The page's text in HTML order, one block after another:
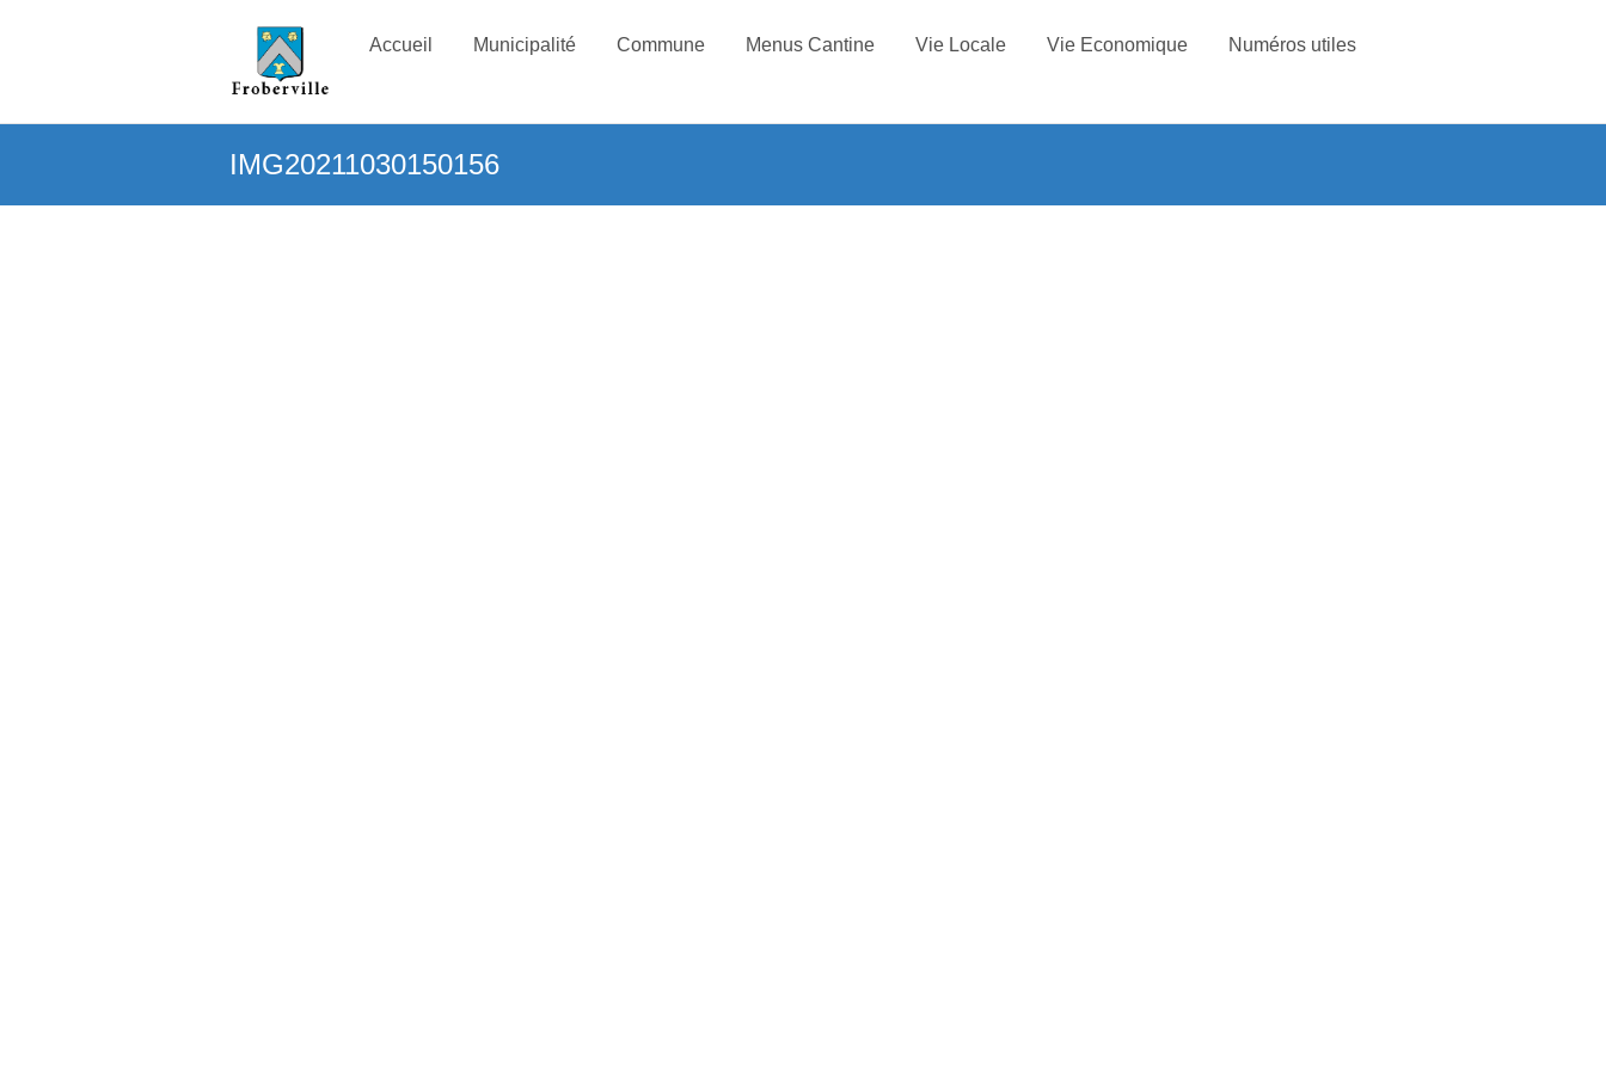
Accueil Municipalité Commune Menus Cantine Vie Locale Vie Economique Numéros utiles
IMG20211030150156